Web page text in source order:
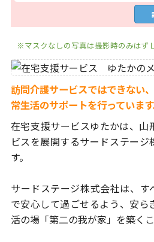
※マスクなしの写真は撮影時のみはず
訪問介護サービスではできない
常生活のサポートを行っています
在宅支援サービスゆたかは、山
ビスを展開するサードステージ
す。
サードステージ株式会社は、す
で安心して過ごせるよう、安
活の場 「第二の我が家」を築く